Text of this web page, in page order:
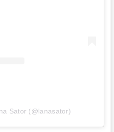
Sator (@lanasator)